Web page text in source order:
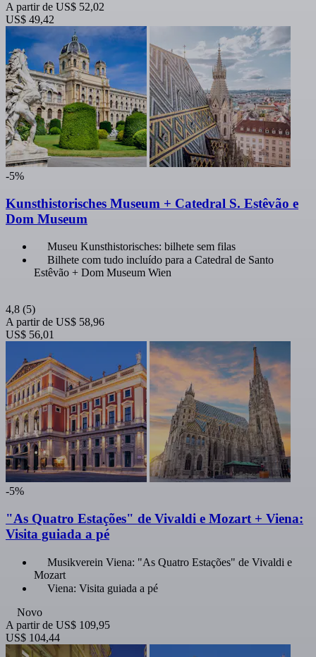
A partir de US$ 52,02
US$ 49,42
-5%
Kunsthistorisches Museum + Catedral S. Estêvão e
Dom Museum
Museu Kunsthistorisches: bilhete sem filas
Bilhete com tudo incluído para a Catedral de Santo
Estêvão + Dom Museum Wien
4,8 (5)
A partir de US$ 58,96
US$ 56,01
-5%
"As Quatro Estações" de Vivaldi e Mozart + Viena:
Visita guiada a pé
Musikverein Viena: "As Quatro Estações" de Vivaldi e
Mozart
Viena: Visita guiada a pé
Novo
A partir de US$ 109,95
US$ 104,44